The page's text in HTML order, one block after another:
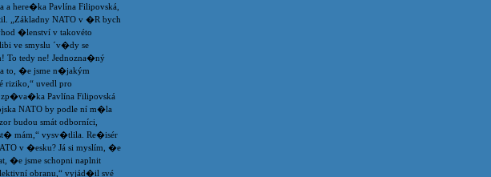
Pavlína Filipovská,
„Základny NATO v �R bych
�lenství v takovéto
ve smyslu ´v�dy se
To tedy ne! Jednozna�ný
to, �e jsme n�jakým
riziko,“ uvedl pro
Pavlína Filipovská
NATO by podle ní m�la
budou smát odborníci,
mám,“ vysv�tlila. Re�isér
v �esku? Já si myslím, �e
�e jsme schopni naplnit
obranu,“ vyjád�il své